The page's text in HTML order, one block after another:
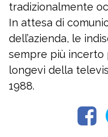
tradizionalmente
In attesa di
dell’azienda, le
sempre più incerto
longevi della
1988.